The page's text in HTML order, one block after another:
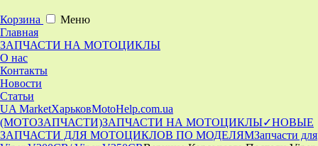
Корзина
Меню
Главная
ЗАПЧАСТИ НА МОТОЦИКЛЫ
О нас
Контакты
Новости
Статьи
UA MarketХарьковMotoHelp.com.ua
(МОТОЗАПЧАСТИ)ЗАПЧАСТИ НА МОТОЦИКЛЫ✓НОВЫЕ
ЗАПЧАСТИ ДЛЯ МОТОЦИКЛОВ ПО МОДЕЛЯМЗапчасти для